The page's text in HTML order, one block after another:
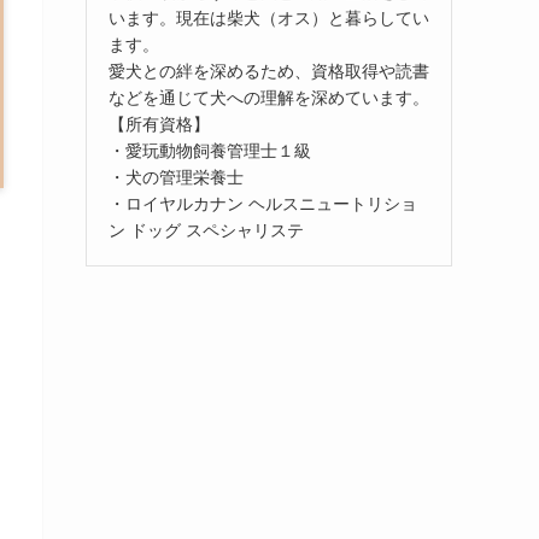
います。現在は柴犬（オス）と暮らしてい
ます。
愛犬との絆を深めるため、資格取得や読書
などを通じて犬への理解を深めています。
【所有資格】
・愛玩動物飼養管理士１級
・犬の管理栄養士
・ロイヤルカナン ヘルスニュートリショ
ン ドッグ スペシャリステ